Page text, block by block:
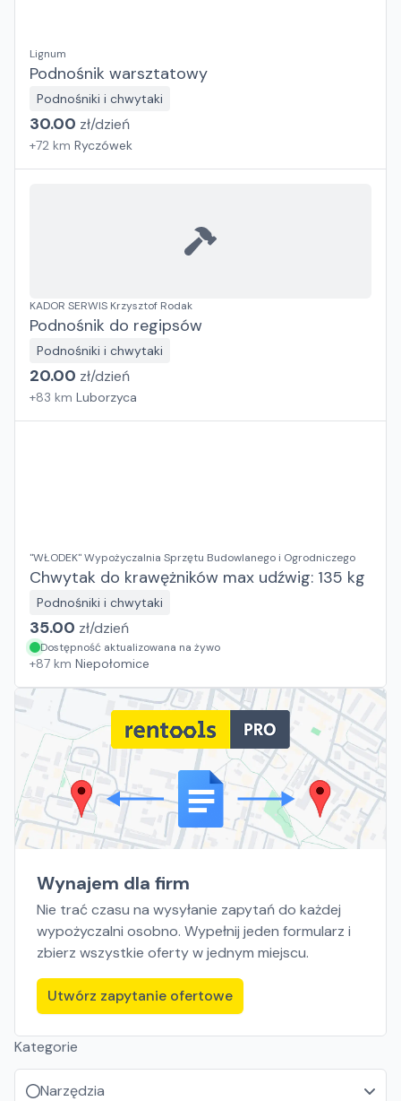
Lignum
Podnośnik warsztatowy
Podnośniki i chwytaki
30.00 zł/dzień
+72 km Ryczówek
KADOR SERWIS Krzysztof Rodak
Podnośnik do regipsów
Podnośniki i chwytaki
20.00 zł/dzień
+83 km Luborzyca
"WŁODEK" Wypożyczalnia Sprzętu Budowlanego i Ogrodniczego
Chwytak do krawężników max udźwig: 135 kg
Podnośniki i chwytaki
35.00 zł/dzień
Dostępność aktualizowana na żywo
+87 km Niepołomice
Wynajem dla firm
Nie trać czasu na wysyłanie zapytań do każdej
wypożyczalni osobno. Wypełnij jeden formularz i
zbierz wszystkie oferty w jednym miejscu.
Utwórz zapytanie ofertowe
Kategorie
Narzędzia